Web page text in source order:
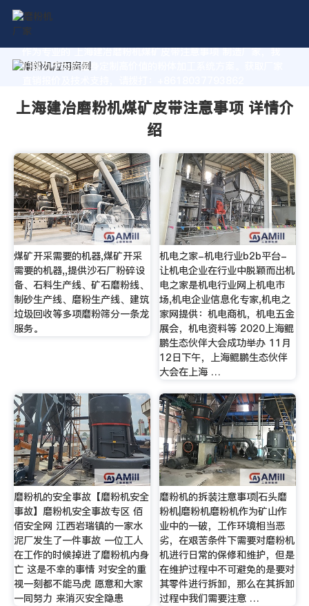
作为专业的 上海建冶磨粉机煤矿皮带注意事项 制造厂家，我
们致力于为您量身定制高价值的粉体加工系统方案。获取厂家
上海建冶磨粉机煤矿皮带注意事项 详情介
绍
煤矿开采需要的机器,煤矿开采
需要的机器,,提供沙石厂粉碎设
备、石料生产线、矿石磨粉线、
制砂生产线、磨粉生产线、建筑
垃圾回收等多项磨粉筛分一条龙
服务。
机电之家-机电行业b2b平台-
让机电企业在行业中脱颖而出机
电之家是机电行业网上机电市
场,机电企业信息化专家,机电之
家网提供：机电商机，机电五金
展会，机电资料等 2020上海鲲
鹏生态伙伴大会成功举办 11月
12日下午，上海鲲鹏生态伙伴
大会在上海 …
磨粉机的安全事故【磨粉机安全
事故】磨粉机安全事故专区 佰
佰安全网 江西岩瑞镇的一家水
泥厂发生了一件事故 一位工人
在工作的时候掉进了磨粉机内身
亡 这是不幸的事情 对安全的重
视一刻都不能马虎 愿意和大家
一同努力 来消灭安全隐患
磨粉机的拆装注意事项|石头磨
粉机|磨粉机磨粉机作为矿山作
业中的一破，工作环境相当恶
劣，在艰苦条件下需要对磨粉机
机进行日常的保修和维护，但是
在维护过程中不可避免的是要对
其零件进行拆卸，那么在其拆卸
过程中我们需要注意 …